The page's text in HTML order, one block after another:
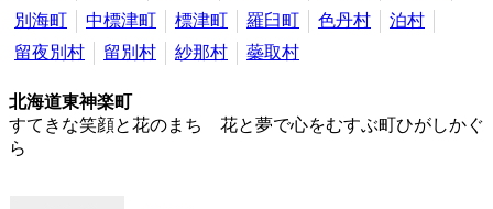
別海町
中標津町 標津町 羅臼町 色丹村
泊村
留夜別村
留別村 紗那村 蘂取村
北海道東神楽町
すてきな笑顔と花のまち 花と夢で心をむすぶ町ひがしかぐ
ら